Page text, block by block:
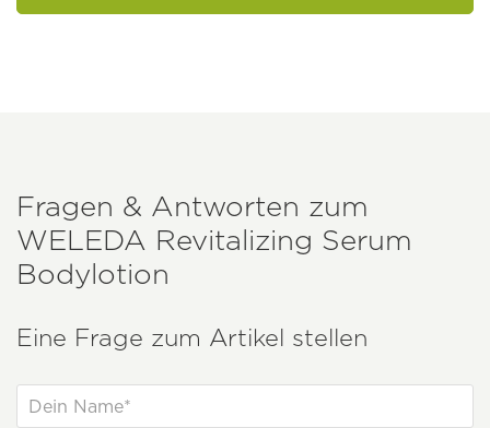
Fragen & Antworten zum
WELEDA Revitalizing Serum
Bodylotion
Eine Frage zum Artikel stellen